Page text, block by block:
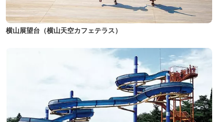
横山展望台（横山天空カフェテラス）